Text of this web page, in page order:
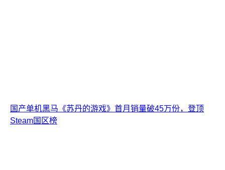
国产单机黑马《苏丹的游戏》首月销量破45万份，登顶
Steam国区榜